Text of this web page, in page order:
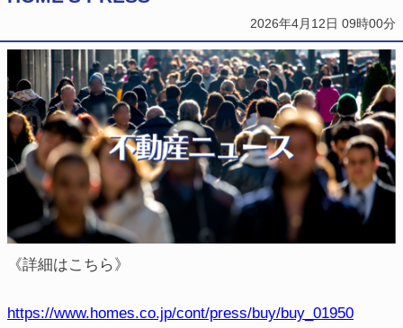
2026年4月12日 09時00分
《詳細はこちら》
https://www.homes.co.jp/cont/press/buy/buy_01950